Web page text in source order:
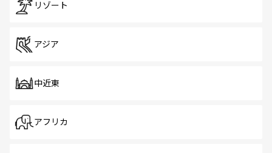
リゾート
アジア
中近東
アフリカ